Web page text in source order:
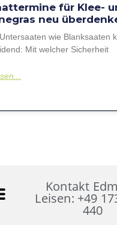
für Klee-
neu
wie Blanksaaten
Mit welcher Sicherheit
Kontakt
Leisen: +49
440